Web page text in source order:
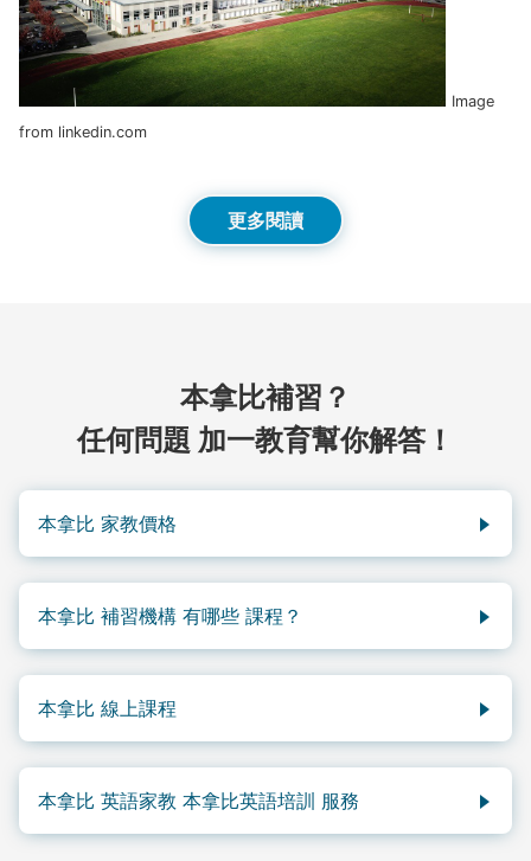
Image
from linkedin.com
更多閱讀
本拿比補習？
任何問題 加一教育幫你解答！
本拿比 家教價格
教齡。一般本拿比經驗豐富的家庭教師，補習中小學校
內英文和數理課程的費用在每小時$40-$60加幣左
SAT、雅思 這一類標準化考試，本拿比家教的價格會
更高。
本拿比 補習機構 有哪些 課程？
教育機構，擁有100萬線上用戶的完善網絡授課系統，
以及持有BC認證和線上教學經驗豐富的教師團隊。一
教學大綱，開拓設計不同種類的課程，覆蓋全面，滿足
學生全部的學術需求。歡迎訪問加一教育網站，找到最
本拿比 線上課程
StudyPug。依據本拿比教育局教學大綱的，覆蓋3-12
年級以及大學內容的各門學術課程。完善穩定的學習平
本拿比 英語家教 本拿比英語培訓 服務
需要本拿比英語培訓，尋找本拿比英語家教，加一教育